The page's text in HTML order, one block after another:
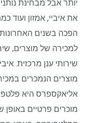
יותר אבל מבחינת נותני
את איביי, אמזון ועוד
הפכה בשנים האחרונות
למכירה של מוצרים,
שירותי ענן מרכזית.
מוצרים הנמכרים
אליאקספרס היא
מוכרים פרטיים